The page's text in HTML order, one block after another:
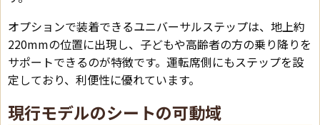
オプションで装着できるユニバーサルステップは、地上約
220mmの位置に出現し、子どもや高齢者の方の乗り降りを
サポートできるのが特徴です。運転席側にもステップを設
定しており、利便性に優れています。
現行モデルのシートの可動域